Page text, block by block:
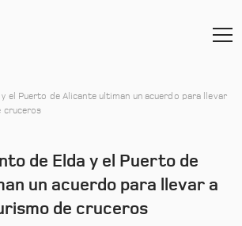
y el Puerto de Alicante ultiman un acuerdo para llevar
cruceros
-
de Elda y el Puerto de
un acuerdo para llevar a
de cruceros